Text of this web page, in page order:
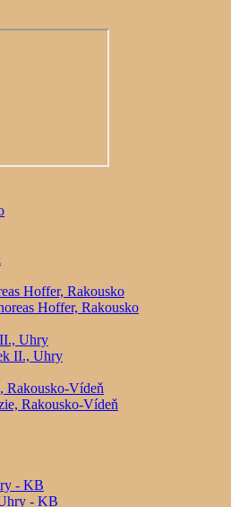
Hoffer, Rakousko
Uhry
Rakousko-Vídeň
- KB